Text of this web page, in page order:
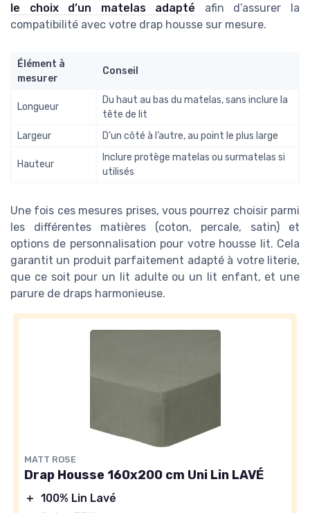
le choix d’un matelas adapté afin d’assurer la
compatibilité avec votre drap housse sur mesure.
Élément à
mesurer
Conseil
Longueur
Du haut au bas du matelas, sans inclure la
tête de lit
Largeur
D’un côté à l’autre, au point le plus large
Hauteur
Inclure protège matelas ou surmatelas si
utilisés
Une fois ces mesures prises, vous pourrez choisir parmi
les différentes matières (coton, percale, satin) et
options de personnalisation pour votre housse lit. Cela
garantit un produit parfaitement adapté à votre literie,
que ce soit pour un lit adulte ou un lit enfant, et une
parure de draps harmonieuse.
MATT ROSE
Drap Housse 160x200 cm Uni Lin LAVÉ
＋ 100% Lin Lavé